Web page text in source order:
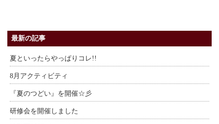
最新の記事
夏といったらやっぱりコレ!!
8月アクティビティ
『夏のつどい』を開催☆彡
研修会を開催しました